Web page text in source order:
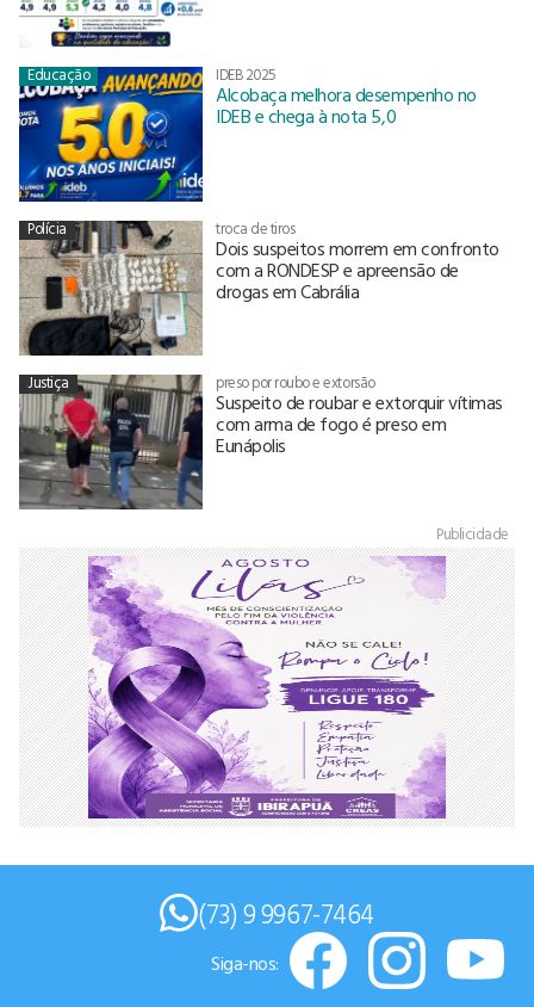
Educação IDEB 2025
Alcobaça melhora desempenho no
IDEB e chega à nota 5,0
Polícia troca de tiros
Dois suspeitos morrem em confronto
com a RONDESP e apreensão de
drogas em Cabrália
Justiça preso por roubo e extorsão
Suspeito de roubar e extorquir vítimas
com arma de fogo é preso em
Eunápolis
Publicidade
(73) 9 9967-7464
Siga-nos: